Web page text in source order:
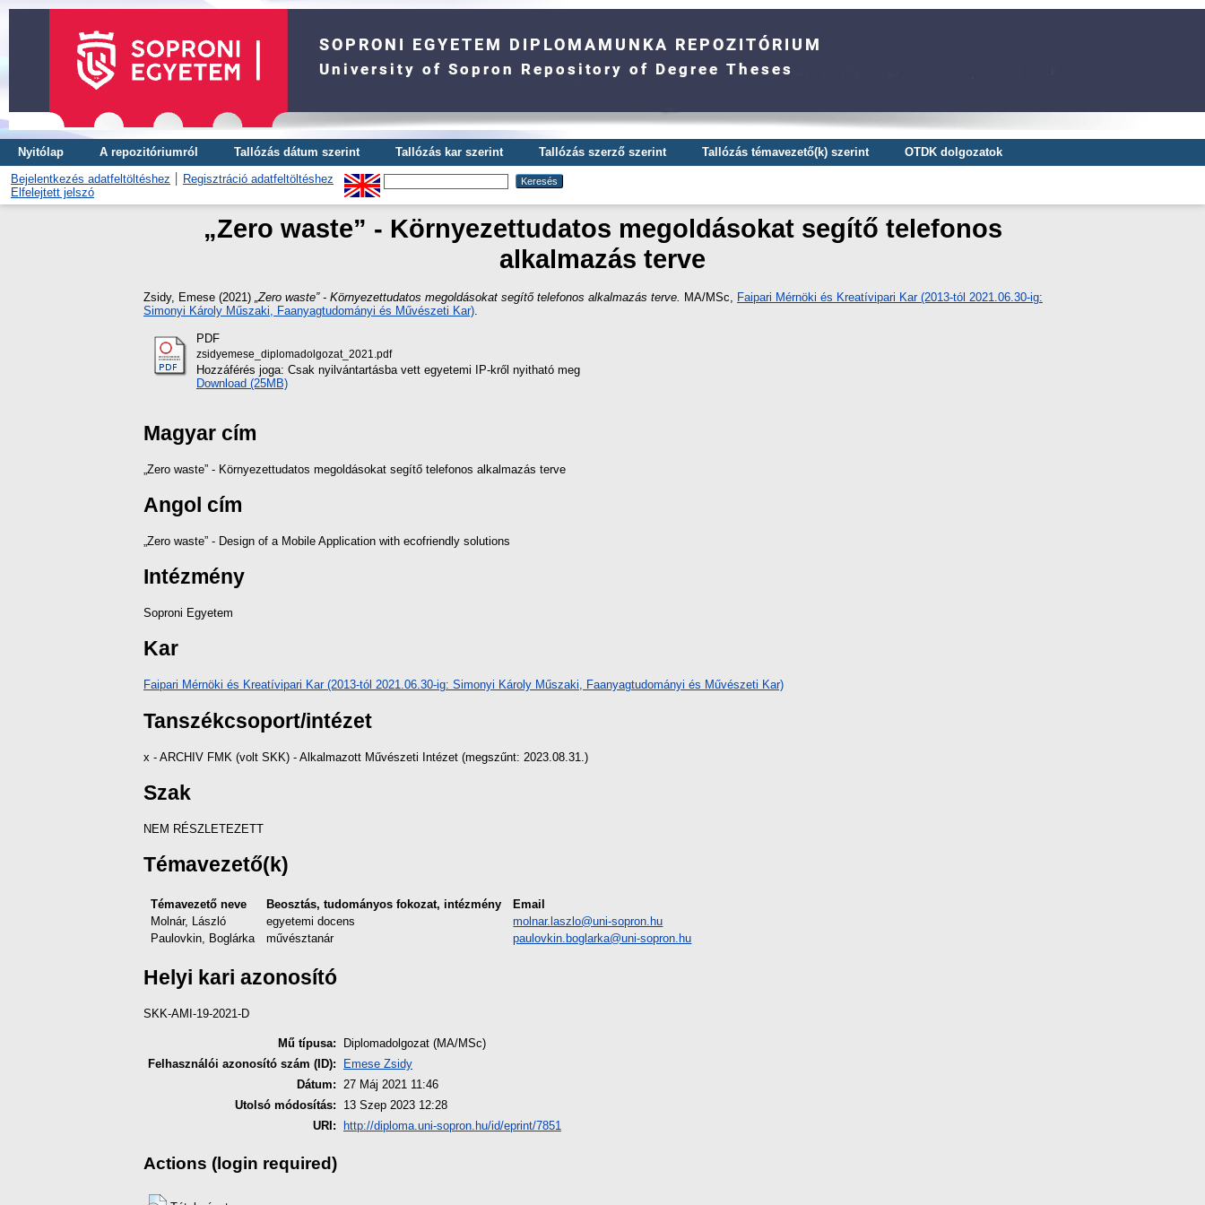
Nyitólap A repozitóriumról Tallózás dátum szerint Tallózás kar szerint Tallózás szerző szerint Tallózás témavezető(k) szerint
OTDK dolgozatok
Bejelentkezés adatfeltöltéshez
Regisztráció adatfeltöltéshez
Elfelejtett jelszó
„Zero waste” - Környezettudatos megoldásokat segítő telefonos
alkalmazás terve
Zsidy, Emese (2021) „Zero waste” - Környezettudatos megoldásokat segítő telefonos alkalmazás terve. MA/MSc,
Faipari Mérnöki és Kreatívipari Kar (2013-tól 2021.06.30-ig:
Simonyi Károly Műszaki, Faanyagtudományi és Művészeti Kar)
PDF
zsidyemese_diplomadolgozat_2021.pdf
Hozzáférés joga: Csak nyilvántartásba vett egyetemi IP-kről nyitható meg
Download (25MB)
Magyar cím
„Zero waste” - Környezettudatos megoldásokat segítő telefonos alkalmazás terve
Angol cím
„Zero waste” - Design of a Mobile Application with ecofriendly solutions
Intézmény
Soproni Egyetem
Kar
Faipari Mérnöki és Kreatívipari Kar (2013-tól 2021.06.30-ig: Simonyi Károly Műszaki, Faanyagtudományi és Művészeti Kar)
Tanszékcsoport/intézet
x - ARCHIV FMK (volt SKK) - Alkalmazott Művészeti Intézet (megszűnt: 2023.08.31.)
Szak
NEM RÉSZLETEZETT
Témavezető(k)
Témavezető neve Beosztás, tudományos fokozat, intézmény
Email
Molnár, László
egyetemi docens
molnar.laszlo@uni-sopron.hu
Paulovkin, Boglárka
művésztanár paulovkin.boglarka@uni-sopron.hu
Helyi kari azonosító
SKK-AMI-19-2021-D
Mű típusa:
Diplomadolgozat (MA/MSc)
Felhasználói azonosító szám (ID):
Emese Zsidy
Dátum: 27 Máj 2021 11:46
Utolsó módosítás:
13 Szep 2023 12:28
URI:
http://diploma.uni-sopron.hu/id/eprint/7851
Actions (login required)